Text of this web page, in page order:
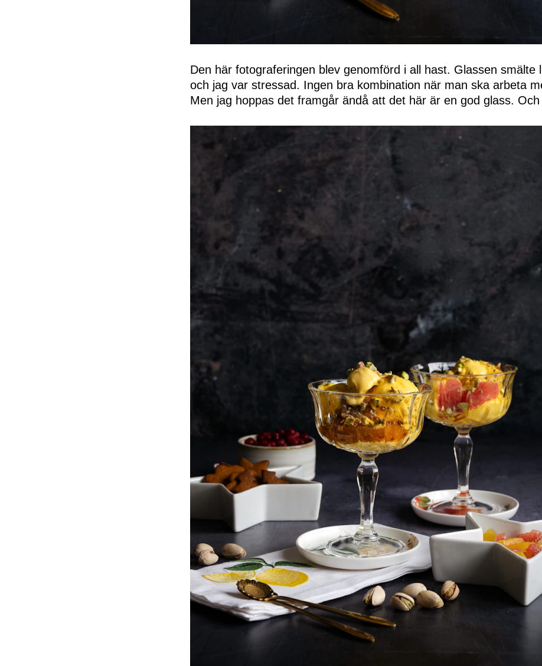
Den här fotograferingen blev genomförd i all hast. Glassen smälte
och jag var stressad. Ingen bra kombination när man ska arbeta
Men jag hoppas det framgår ändå att det här är en god glass. Och